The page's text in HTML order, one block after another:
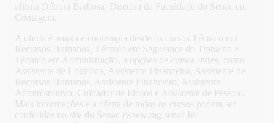
afirma Débora Barbosa, Diretora da Faculdade do Senac em
Contagem.
A oferta é ampla e contempla desde os cursos Técnico em
Recursos Humanos, Técnico em Segurança do Trabalho e
Técnico em Administração, a opções de cursos livres, como
Assistente de Logística, Assistente Financeiro, Assistente de
Recursos Humanos, Assistente Financeiro, Assistente
Administrativo, Cuidador de Idosos e Assistente de Pessoal.
Mais informações e a oferta de todos os cursos podem ser
conferidas no site do Senac (www.mg.senac.br/